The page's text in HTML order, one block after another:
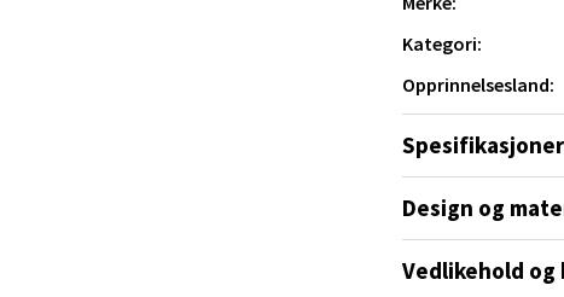
Kategori:
Opprinnelsesland:
Spesifikasjoner
Design og
Vedlikehold og
Velg